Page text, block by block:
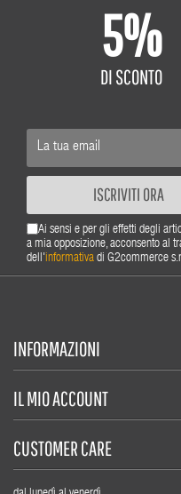
5%
DI SCONTO
ISCRIVITI ORA
Ai sensi e per gli effetti degli
a mia opposizione, acconsento al
dell'informativa di G2commerce
INFORMAZIONI
IL MIO ACCOUNT
CUSTOMER CARE